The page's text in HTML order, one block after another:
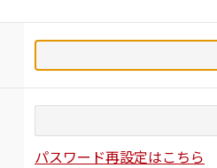
パスワード再設定はこちら